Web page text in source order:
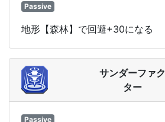
Passive
地形【森林】で回避+30になる
サンダーファク
ター
Passive